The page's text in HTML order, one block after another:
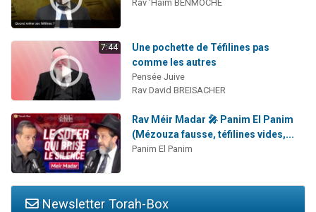
Rav 'Haïm BENMOCHÉ
7:44
Une pochette de Téfilines pas
comme les autres
Pensée Juive
Rav David BREISACHER
Rav Méir Madar 🎤 Panim El Panim
(Mézouza fausse, téfilines vides,...
Panim El Panim
Newsletter Torah-Box